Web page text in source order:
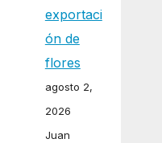
exportaci
ón de
flores
agosto 2,
2026
Juan